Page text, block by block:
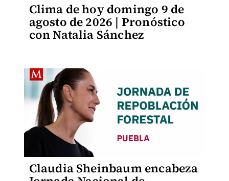
Clima de hoy domingo 9 de
agosto de 2026 | Pronóstico
con Natalia Sánchez
Claudia Sheinbaum encabeza